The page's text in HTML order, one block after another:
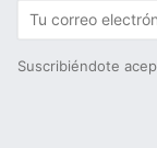
Suscribiéndote